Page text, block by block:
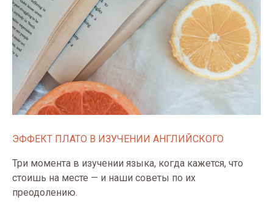
ЭФФЕКТ ПЛАТО В ИЗУЧЕНИИ АНГЛИЙСКОГО
Три момента в изучении языка, когда кажется, что
стоишь на месте — и наши советы по их
преодолению.